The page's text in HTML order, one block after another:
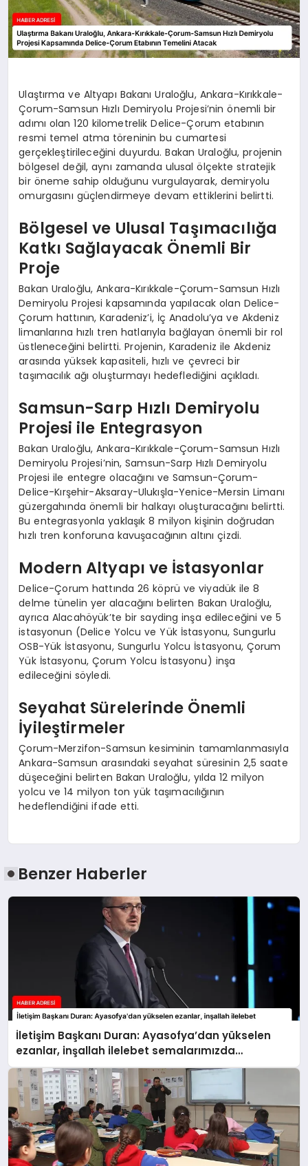
Ulaştırma ve Altyapı Bakanı Uraloğlu, Ankara-Kırıkkale-
Çorum-Samsun Hızlı Demiryolu Projesi’nin önemli bir
adımı olan 120 kilometrelik Delice-Çorum etabının
resmi temel atma töreninin bu cumartesi
gerçekleştirileceğini duyurdu. Bakan Uraloğlu, projenin
bölgesel değil, aynı zamanda ulusal ölçekte stratejik
bir öneme sahip olduğunu vurgulayarak, demiryolu
omurgasını güçlendirmeye devam ettiklerini belirtti.
Bölgesel ve Ulusal Taşımacılığa
Katkı Sağlayacak Önemli Bir
Proje
Bakan Uraloğlu, Ankara-Kırıkkale-Çorum-Samsun Hızlı
Demiryolu Projesi kapsamında yapılacak olan Delice-
Çorum hattının, Karadeniz’i, İç Anadolu’ya ve Akdeniz
limanlarına hızlı tren hatlarıyla bağlayan önemli bir rol
üstleneceğini belirtti. Projenin, Karadeniz ile Akdeniz
arasında yüksek kapasiteli, hızlı ve çevreci bir
taşımacılık ağı oluşturmayı hedeflediğini açıkladı.
Samsun-Sarp Hızlı Demiryolu
Projesi ile Entegrasyon
Bakan Uraloğlu, Ankara-Kırıkkale-Çorum-Samsun Hızlı
Demiryolu Projesi’nin, Samsun-Sarp Hızlı Demiryolu
Projesi ile entegre olacağını ve Samsun-Çorum-
Delice-Kırşehir-Aksaray-Ulukışla-Yenice-Mersin Limanı
güzergahında önemli bir halkayı oluşturacağını belirtti.
Bu entegrasyonla yaklaşık 8 milyon kişinin doğrudan
hızlı tren konforuna kavuşacağının altını çizdi.
Modern Altyapı ve İstasyonlar
Delice-Çorum hattında 26 köprü ve viyadük ile 8
delme tünelin yer alacağını belirten Bakan Uraloğlu,
ayrıca Alacahöyük’te bir sayding inşa edileceğini ve 5
istasyonun (Delice Yolcu ve Yük İstasyonu, Sungurlu
OSB-Yük İstasyonu, Sungurlu Yolcu İstasyonu, Çorum
Yük İstasyonu, Çorum Yolcu İstasyonu) inşa
edileceğini söyledi.
Seyahat Sürelerinde Önemli
İyileştirmeler
Çorum-Merzifon-Samsun kesiminin tamamlanmasıyla
Ankara-Samsun arasındaki seyahat süresinin 2,5 saate
düşeceğini belirten Bakan Uraloğlu, yılda 12 milyon
yolcu ve 14 milyon ton yük taşımacılığının
hedeflendiğini ifade etti.
Benzer Haberler
İletişim Başkanı Duran: Ayasofya’dan yükselen
ezanlar, inşallah ilelebet semalarımızda
yankılanmaya devam edecektir